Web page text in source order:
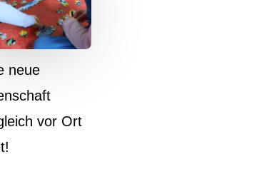
neue
vor Ort